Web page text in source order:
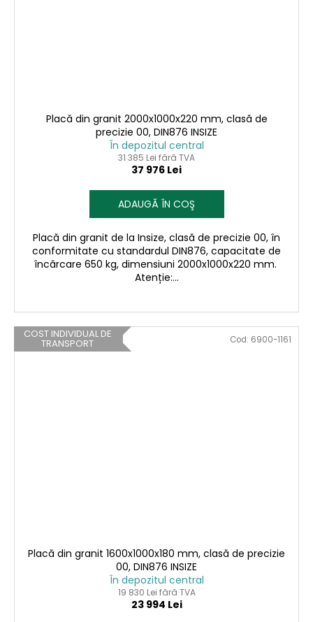
Placă din granit 2000x1000x220 mm, clasă de
precizie 00, DIN876 INSIZE
În depozitul central
31 385 Lei fără TVA
37 976 Lei
ADAUGĂ ÎN COŞ
Placă din granit de la Insize, clasă de precizie 00, în
conformitate cu standardul DIN876, capacitate de
încărcare 650 kg, dimensiuni 2000x1000x220 mm.
Atenție:...
COST INDIVIDUAL DE
TRANSPORT
Placă din granit 1600x1000x180 mm, clasă de precizie
00, DIN876 INSIZE
În depozitul central
19 830 Lei fără TVA
23 994 Lei
Cod: 6900-1161